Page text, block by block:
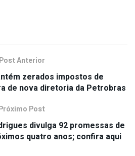
Post Anterior
zerados impostos de
de nova diretoria da Petrobras
Post
divulga 92 promessas de
quatro anos; confira aqui